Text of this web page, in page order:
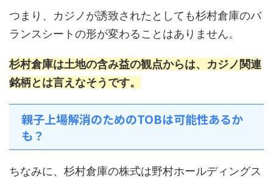
つまり、カジノが誘致されたとしても杉村倉庫のバ
ランスシートの形が変わることはありません。
杉村倉庫は土地の含み益の観点からは、カジノ関連
銘柄とは言えなそうです。
親子上場解消のためのTOBは可能性あるか
も？
ちなみに、杉村倉庫の株式は野村ホールディングス